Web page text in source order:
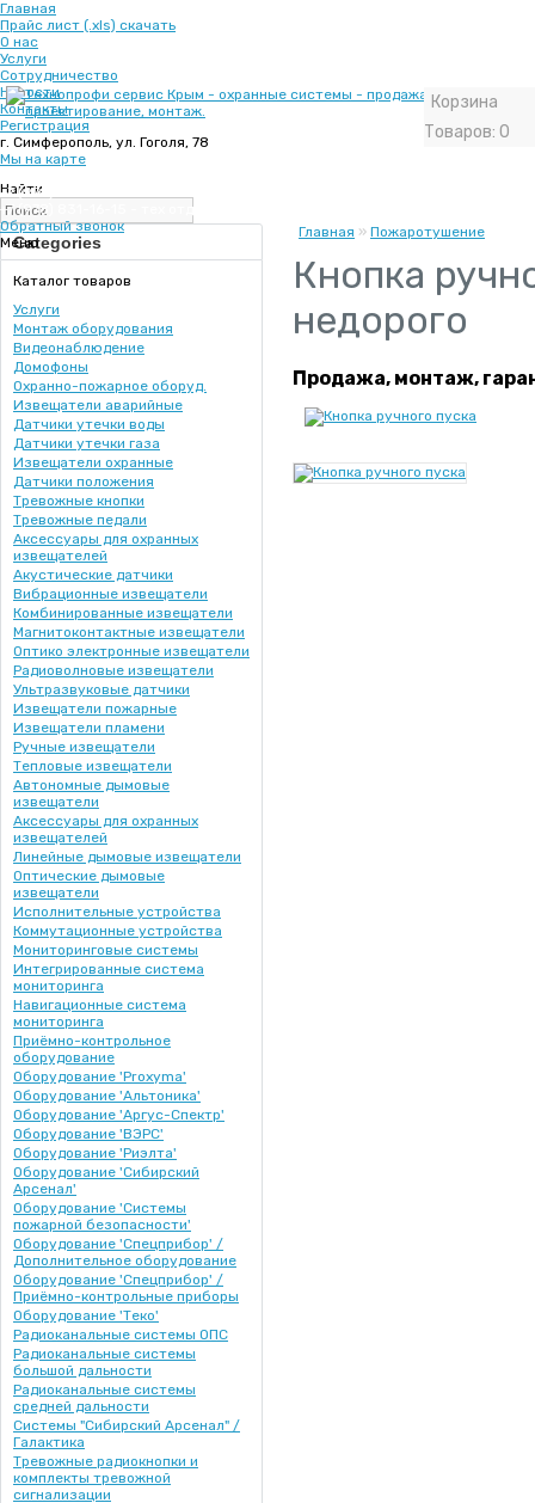
Главная
Прайс лист (.xls) скачать
О нас
Услуги
Сотрудничество
Новости
Контакты
Регистрация
г. Симферополь, ул. Гоголя, 78
Мы на карте
+7 (978) 086 99 96
+7 (978) 831-16-15 - тех отдел
Обратный звонок
Меню
Корзина
Товаров: 0
Найти
Categories
Каталог товаров
Услуги
Монтаж оборудования
Видеонаблюдение
Домофоны
Охранно-пожарное оборуд.
Извещатели аварийные
Датчики утечки воды
Датчики утечки газа
Извещатели охранные
Датчики положения
Тревожные кнопки
Тревожные педали
Аксессуары для охранных
извещателей
Акустические датчики
Вибрационные извещатели
Комбинированные извещатели
Магнитоконтактные извещатели
Оптико электронные извещатели
Радиоволновые извещатели
Ультразвуковые датчики
Извещатели пожарные
Извещатели пламени
Ручные извещатели
Тепловые извещатели
Автономные дымовые
извещатели
Аксессуары для охранных
извещателей
Линейные дымовые извещатели
Оптические дымовые
извещатели
Исполнительные устройства
Коммутационные устройства
Мониторинговые системы
Интегрированные система
мониторинга
Навигационные система
мониторинга
Приёмно-контрольное
оборудование
Оборудование 'Proxyma'
Оборудование 'Альтоника'
Оборудование 'Аргус-Спектр'
Оборудование 'ВЭРС'
Оборудование 'Риэлта'
Оборудование 'Сибирский
Арсенал'
Оборудование 'Системы
пожарной безопасности'
Оборудование 'Спецприбор' /
Дополнительное оборудование
Оборудование 'Спецприбор' /
Приёмно-контрольные приборы
Оборудование 'Теко'
Радиоканальные системы ОПС
Радиоканальные системы
большой дальности
Радиоканальные системы
средней дальности
Системы "Сибирский Арсенал" /
Галактика
Тревожные радиокнопки и
комплекты тревожной
сигнализации
Главная » Пожаротушение
Кнопка
недорого
Продажа, монтаж,